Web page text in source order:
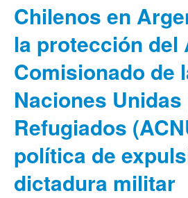
Chilenos en
la protección del
Comisionado de
Naciones
Refugiados
política de
dictadura militar